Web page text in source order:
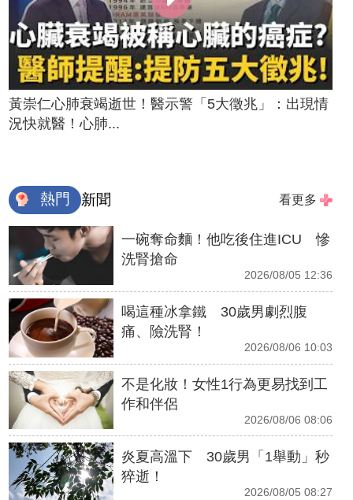
黃崇仁心肺衰竭逝世！醫示警「5大徵兆」：出現情
況快就醫！心肺...
熱門 新聞 看更多
一碗奪命麵！他吃後住進ICU 慘
洗腎搶命
2026/08/05 12:36
喝這種冰拿鐵 30歲男劇烈腹
痛、險洗腎！
2026/08/06 10:03
不是化妝！女性1行為更易找到工
作和伴侶
2026/08/06 08:06
炎夏高溫下 30歲男「1舉動」秒
猝逝！
2026/08/05 08:27